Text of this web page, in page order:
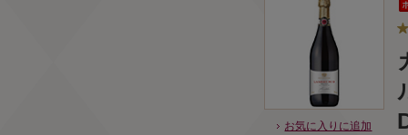
お気に入りに追加